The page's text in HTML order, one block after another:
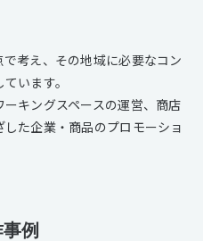
考え、その地域に必要なコン
います。
キングスペースの運営、商店
た企業・商品のプロモーショ
例